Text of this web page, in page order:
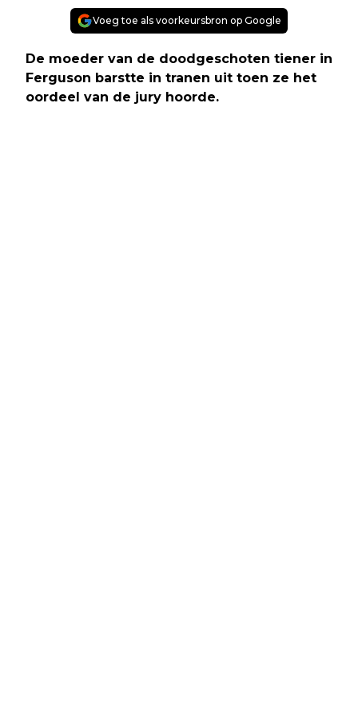
Voeg toe als voorkeursbron op Google
De moeder van de doodgeschoten tiener in
Ferguson barstte in tranen uit toen ze het
oordeel van de jury hoorde.